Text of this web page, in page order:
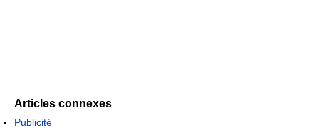
Articles connexes
Publicité